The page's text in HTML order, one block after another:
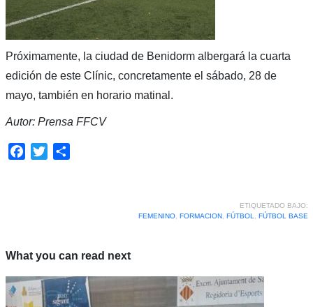
Próximamente, la ciudad de Benidorm albergará la cuarta
edición de este Clínic, concretamente el sábado, 28 de
mayo, también en horario matinal.
Autor: Prensa FFCV
Facebook
Twitter
ETIQUETADO BAJO:
FEMENINO, FORMACION, FÚTBOL FÚTBOL BASE
What you can read next